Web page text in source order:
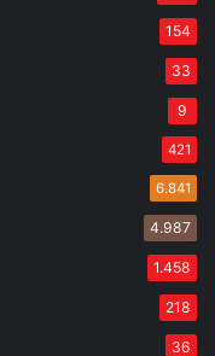
154
33
9
421
6.841
4.987
1.458
218
36